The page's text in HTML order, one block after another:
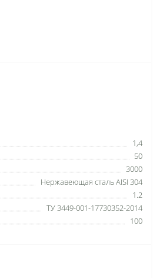
1,4
50
3000
Нержавеющая сталь AISI 304
1.2
ТУ 3449-001-17730352-2014
100